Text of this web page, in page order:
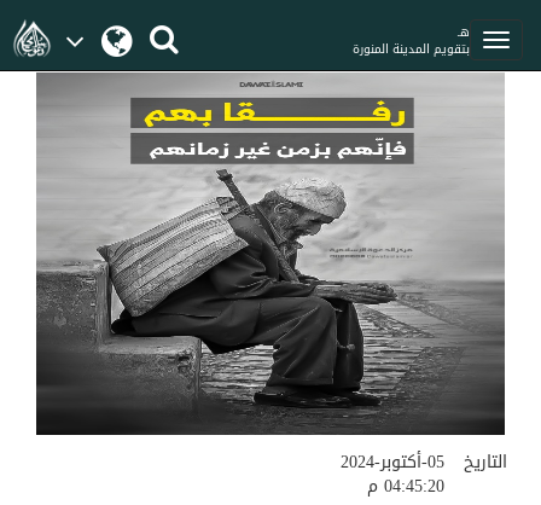
هـ
بتقويم المدينة المنورة
05-أكتوبر-2024
04:45:20 م
التاريخ